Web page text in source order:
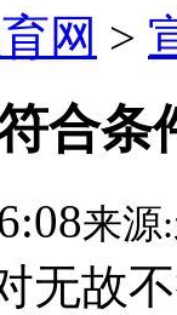
网 >
合
来源:
无故